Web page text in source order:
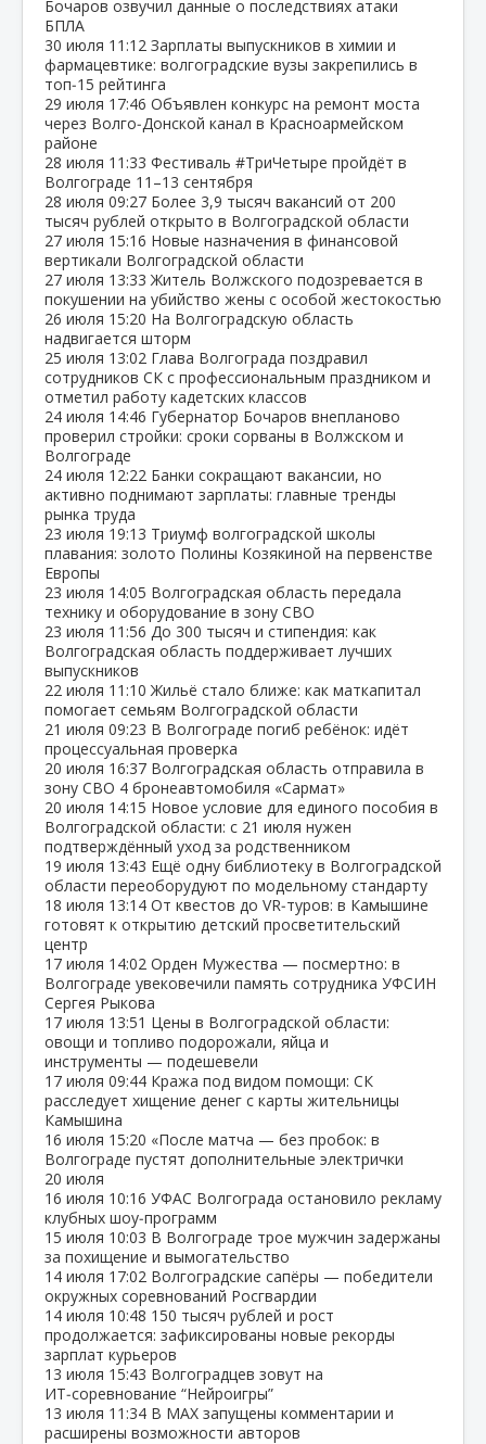
Бочаров озвучил данные о последствиях атаки
БПЛА
30 июля 11:12 Зарплаты выпускников в химии и
фармацевтике: волгоградские вузы закрепились в
топ‑15 рейтинга
29 июля 17:46 Объявлен конкурс на ремонт моста
через Волго‑Донской канал в Красноармейском
районе
28 июля 11:33 Фестиваль #ТриЧетыре пройдёт в
Волгограде 11–13 сентября
28 июля 09:27 Более 3,9 тысяч вакансий от 200
тысяч рублей открыто в Волгоградской области
27 июля 15:16 Новые назначения в финансовой
вертикали Волгоградской области
27 июля 13:33 Житель Волжского подозревается в
покушении на убийство жены с особой жестокостью
26 июля 15:20 На Волгоградскую область
надвигается шторм
25 июля 13:02 Глава Волгограда поздравил
сотрудников СК с профессиональным праздником и
отметил работу кадетских классов
24 июля 14:46 Губернатор Бочаров внепланово
проверил стройки: сроки сорваны в Волжском и
Волгограде
24 июля 12:22 Банки сокращают вакансии, но
активно поднимают зарплаты: главные тренды
рынка труда
23 июля 19:13 Триумф волгоградской школы
плавания: золото Полины Козякиной на первенстве
Европы
23 июля 14:05 Волгоградская область передала
технику и оборудование в зону СВО
23 июля 11:56 До 300 тысяч и стипендия: как
Волгоградская область поддерживает лучших
выпускников
22 июля 11:10 Жильё стало ближе: как маткапитал
помогает семьям Волгоградской области
21 июля 09:23 В Волгограде погиб ребёнок: идёт
процессуальная проверка
20 июля 16:37 Волгоградская область отправила в
зону СВО 4 бронеавтомобиля «Сармат»
20 июля 14:15 Новое условие для единого пособия в
Волгоградской области: с 21 июля нужен
подтверждённый уход за родственником
19 июля 13:43 Ещё одну библиотеку в Волгоградской
области переоборудуют по модельному стандарту
18 июля 13:14 От квестов до VR‑туров: в Камышине
готовят к открытию детский просветительский
центр
17 июля 14:02 Орден Мужества — посмертно: в
Волгограде увековечили память сотрудника УФСИН
Сергея Рыкова
17 июля 13:51 Цены в Волгоградской области:
овощи и топливо подорожали, яйца и
инструменты — подешевели
17 июля 09:44 Кража под видом помощи: СК
расследует хищение денег с карты жительницы
Камышина
16 июля 15:20 «После матча — без пробок: в
Волгограде пустят дополнительные электрички
20 июля
16 июля 10:16 УФАС Волгограда остановило рекламу
клубных шоу‑программ
15 июля 10:03 В Волгограде трое мужчин задержаны
за похищение и вымогательство
14 июля 17:02 Волгоградские сапёры — победители
окружных соревнований Росгвардии
14 июля 10:48 150 тысяч рублей и рост
продолжается: зафиксированы новые рекорды
зарплат курьеров
13 июля 15:43 Волгоградцев зовут на
ИТ‑соревнование “Нейроигры”
13 июля 11:34 В МАХ запущены комментарии и
расширены возможности авторов